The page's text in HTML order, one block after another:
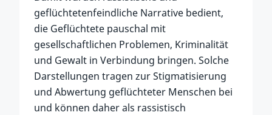
geflüchtetenfeindliche Narrative bedient,
die Geflüchtete pauschal mit
gesellschaftlichen Problemen, Kriminalität
und Gewalt in Verbindung bringen. Solche
Darstellungen tragen zur Stigmatisierung
und Abwertung geflüchteter Menschen bei
und können daher als rassistisch